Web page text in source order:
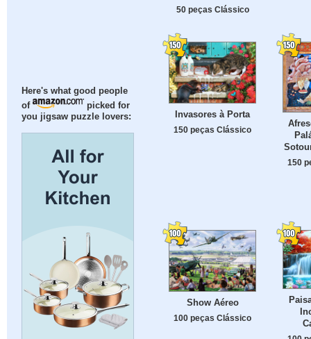
Here's what good people
of
picked for
you jigsaw puzzle lovers:
50 peças Clássico
Invasores à Porta
150 peças Clássico
150
Show Aéreo
100 peças Clássico